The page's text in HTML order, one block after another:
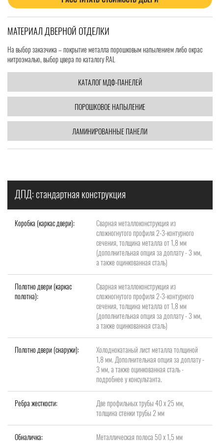
МАТЕРИАЛ ДВЕРНОЙ ОТДЕЛКИ
На выбор заказчика – покрытие металла порошковым напылением либо окрас
нитроэмалью, выбор цвера по каталогу RAL
КАТАЛОГ МДФ-ПАНЕЛЕЙ
ПОРОШКОВОЕ НАПЫЛЕНИЕ
ЛАМИНИРОВАННЫЕ ПАНЕЛИ
ДПД: стандартная конструкция
Коробка (каркас двери):
Сварная металлоконструкция из
сложногнутого профиля 2-3-контурного
сечения, толщина металла от 1,8 мм
(дополнительная опция за доплату - 3 мм,
а также оцинкованная сталь)
Полотно двери (каркас
полотна):
Сварная металлоконструкция из
сложногнутого профиля 2-3-контурного
сечения, толщина металла от 1,8 мм
(дополнительная опция за доплату - 3 мм,
а также оцинкованная сталь)
Полотно двери (снаружи):
Холоднокатаный лист металла толщиной
1,8 мм. Дополнительная опция за доплату -
3 мм, а также оцинкованная сталь -
подробнее у консультанта.
Ребра жесткости:
Две профильных трубы 40 х 25 мм,
толщина стенки трубы 2 мм
Обналичка: Металлическая полоса 50 х 1,5 мм